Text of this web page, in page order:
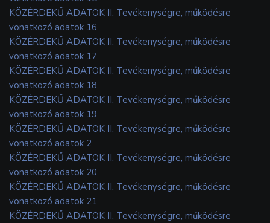
KÖZÉRDEKŰ ADATOK II. Tevékenységre, működésre
vonatkozó adatok 16
KÖZÉRDEKŰ ADATOK II. Tevékenységre, működésre
vonatkozó adatok 17
KÖZÉRDEKŰ ADATOK II. Tevékenységre, működésre
vonatkozó adatok 18
KÖZÉRDEKŰ ADATOK II. Tevékenységre, működésre
vonatkozó adatok 19
KÖZÉRDEKŰ ADATOK II. Tevékenységre, működésre
vonatkozó adatok 2
KÖZÉRDEKŰ ADATOK II. Tevékenységre, működésre
vonatkozó adatok 20
KÖZÉRDEKŰ ADATOK II. Tevékenységre, működésre
vonatkozó adatok 21
KÖZÉRDEKŰ ADATOK II. Tevékenységre, működésre